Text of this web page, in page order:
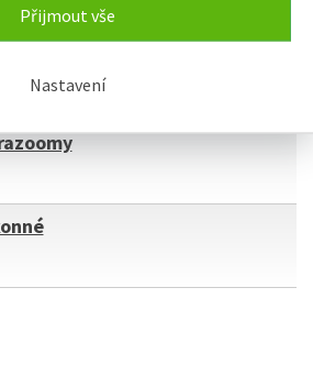
Přijmout vše
Nastavení